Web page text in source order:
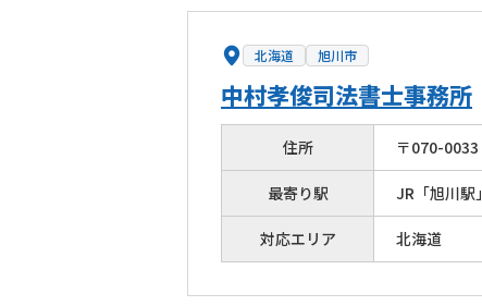
北海道 旭川市
中村孝俊司法書士事務所
住所 〒070-0033
最寄り駅 JR「旭川駅」
対応エリア 北海道